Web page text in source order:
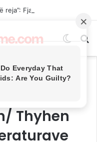
Thyhen